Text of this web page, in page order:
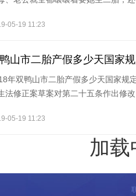
05-19 11:23
山市二胎产假多少天国家
年双鸭山市二胎产假多少天国家规
法修正案草案对第二十五条作出修
05-19 11:23
加载